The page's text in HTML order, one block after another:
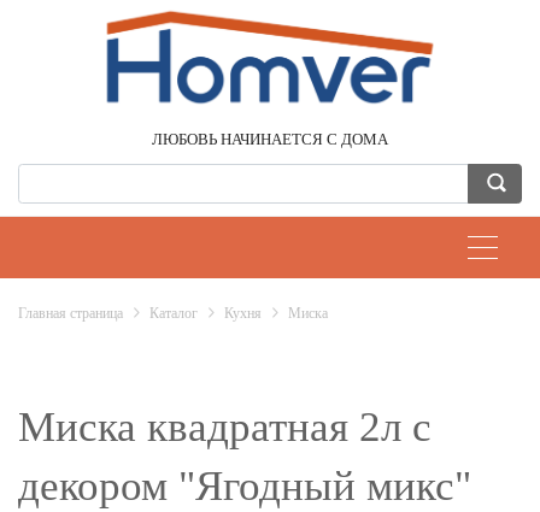
ЛЮБОВЬ НАЧИНАЕТСЯ С ДОМА
Главная страница Каталог Кухня Миска
Миска квадратная 2л с
декором "Ягодный микс"